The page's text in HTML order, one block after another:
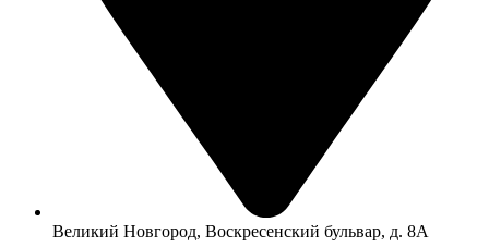
Великий Новгород, Воскресенский бульвар, д. 8А